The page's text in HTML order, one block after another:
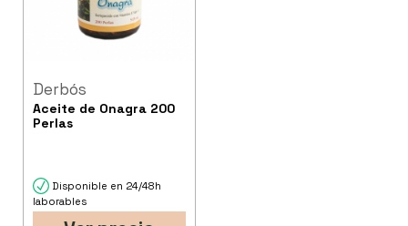
Derbós
Aceite de Onagra 200
Perlas
Disponible en 24/48h
laborables